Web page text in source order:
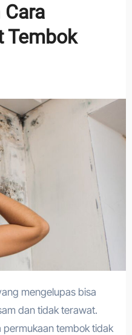
Tembok
mengelupas bisa
dan tidak terawat.
permukaan tembok tidak